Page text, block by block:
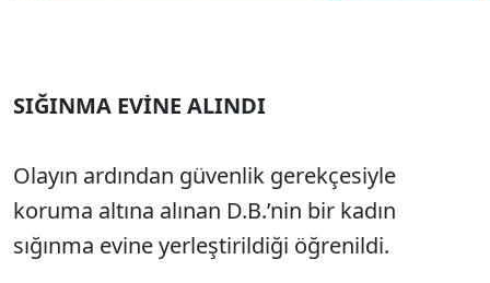
SIĞINMA EVİNE ALINDI
Olayın ardından güvenlik gerekçesiyle
koruma altına alınan D.B.’nin bir kadın
sığınma evine yerleştirildiği öğrenildi.